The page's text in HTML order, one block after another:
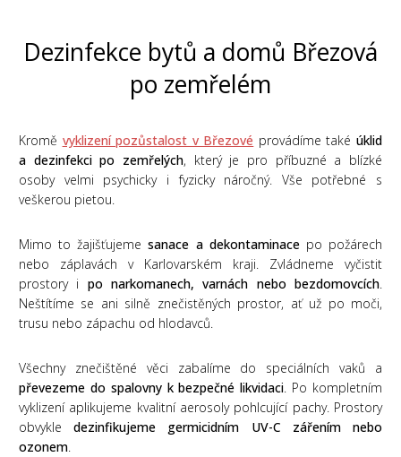
Dezinfekce bytů a domů Březová
po zemřelém
Kromě vyklizení pozůstalost v Březové provádíme takéúklid
a dezinfekci po zemřelých, který je pro příbuzné a blízké
osoby velmi psychicky i fyzicky náročný. Vše potřebné s
veškerou pietou.
Mimo to žajišťujemesanace a dekontaminacepo požárech
nebo záplavách v Karlovarském kraji. Zvládneme vyčistit
prostory i po narkomanech, varnách nebo bezdomovcích.
Neštítíme se ani silně znečistěných prostor, ať už po moči,
trusu nebo zápachu od hlodavců.
Všechny znečištěné věci zabalíme do speciálních vaků a
převezeme do spalovny k bezpečné likvidaci. Po kompletním
vyklizení aplikujeme kvalitní aerosoly pohlcující pachy. Prostory
obvykledezinfikujeme germicidním UV-C zářením nebo
ozonem.